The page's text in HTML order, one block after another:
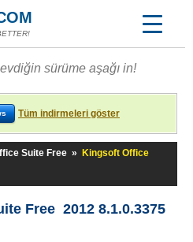
sürüme aşağı in!
Tüm indirmeleri göster
Suite Free »
Kingsoft Office
Free 2012 8.1.0.3375